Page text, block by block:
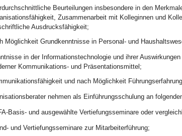
Beurteilungen insbesondere in den
Zusammenarbeit mit Kolleginnen und
Ausdrucksfähigkeit;
Möglichkeit Grundkenntnisse in Personal- und
in der Informationstechnologie und ihrer
Kommunikations- und Präsentationsmittel;
und nach Möglichkeit
nehmen als Einführungsschulung an
Basis- und ausgewählte Vertiefungsseminare oder
und Vertiefungsseminare zur Mitarbeiterführung;